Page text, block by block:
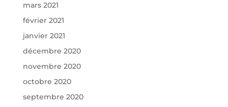
mars 2021
février 2021
janvier 2021
décembre 2020
novembre 2020
octobre 2020
septembre 2020